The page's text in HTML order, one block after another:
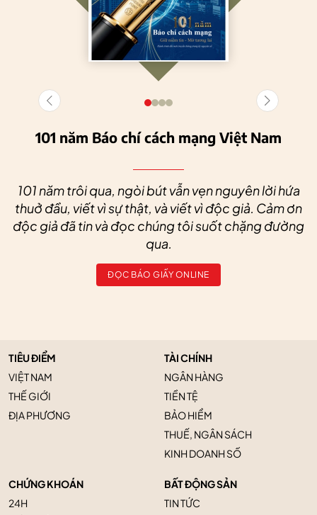
101 năm Báo chí cách mạng Việt Nam
101 năm trôi qua, ngòi bút vẫn vẹn nguyên lời hứa
thuở đầu, viết vì sự thật, và viết vì độc giả. Cảm ơn
độc giả đã tin và đọc chúng tôi suốt chặng đường
qua.
ĐỌC BÁO GIẤY ONLINE
TIÊU ĐIỂM
VIỆT NAM
THẾ GIỚI
ĐỊA PHƯƠNG
TÀI CHÍNH
NGÂN HÀNG
TIỀN TỆ
BẢO HIỂM
THUẾ, NGÂN SÁCH
KINH DOANH SỐ
CHỨNG KHOÁN
24H
BẤT ĐỘNG SẢN
TIN TỨC